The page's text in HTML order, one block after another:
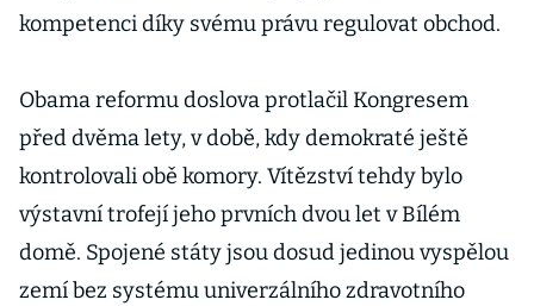
kompetenci díky svému právu regulovat obchod.
Obama reformu doslova protlačil Kongresem
před dvěma lety, v době, kdy demokraté ještě
kontrolovali obě komory. Vítězství tehdy bylo
výstavní trofejí jeho prvních dvou let v Bílém
domě. Spojené státy jsou dosud jedinou vyspělou
zemí bez systému univerzálního zdravotního